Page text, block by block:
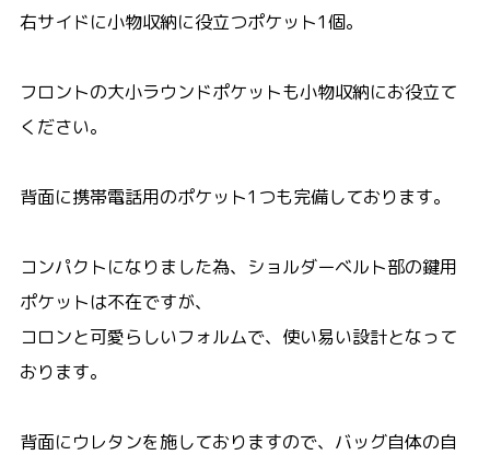
右サイドに小物収納に役立つポケット1個。
フロントの大小ラウンドポケットも小物収納にお役立て
ください。
背面に携帯電話用のポケット1つも完備しております。
コンパクトになりました為、ショルダーベルト部の鍵用
ポケットは不在ですが、
コロンと可愛らしいフォルムで、使い易い設計となって
おります。
背面にウレタンを施しておりますので、バッグ自体の自